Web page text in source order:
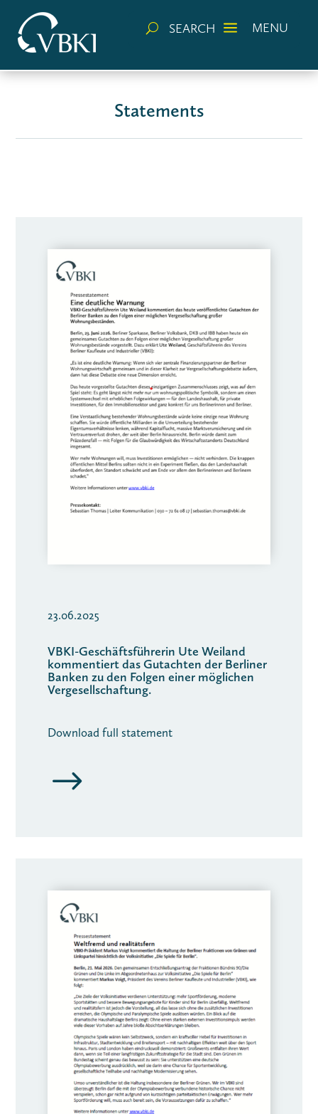
U SEARCH a MENU
Statements
23.06.2025
VBKI-Geschäftsführerin Ute Weiland
kommentiert das Gutachten der Berliner
Banken zu den Folgen einer möglichen
Vergesellschaftung.
Download full statement
$